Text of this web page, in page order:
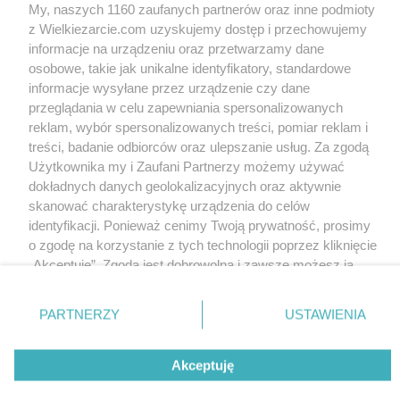
My, naszych 1160 zaufanych partnerów oraz inne podmioty
z Wielkiezarcie.com uzyskujemy dostęp i przechowujemy
informacje na urządzeniu oraz przetwarzamy dane
osobowe, takie jak unikalne identyfikatory, standardowe
informacje wysyłane przez urządzenie czy dane
przeglądania w celu zapewniania spersonalizowanych
reklam, wybór spersonalizowanych treści, pomiar reklam i
treści, badanie odbiorców oraz ulepszanie usług. Za zgodą
Użytkownika my i Zaufani Partnerzy możemy używać
dokładnych danych geolokalizacyjnych oraz aktywnie
skanować charakterystykę urządzenia do celów
identyfikacji. Ponieważ cenimy Twoją prywatność, prosimy
o zgodę na korzystanie z tych technologii poprzez kliknięcie
„Akceptuję”. Zgoda jest dobrowolna i zawsze możesz ją
znajdujący się w lewym dolnym rogu strony
. Niektóre
rodzaje przetwarzania danych nie wymagają zgody
użytkownika, ale masz prawo sprzeciwić się takiemu
przetwarzaniu. Preferencje będą miały zastosowania tylko
na tej witrynie.
PARTNERZY USTAWIENIA
Akceptuję